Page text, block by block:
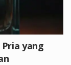
yang